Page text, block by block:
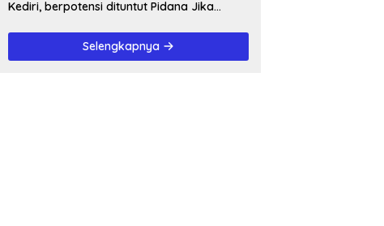
Kediri, berpotensi dituntut Pidana Jika
Selengkapnya